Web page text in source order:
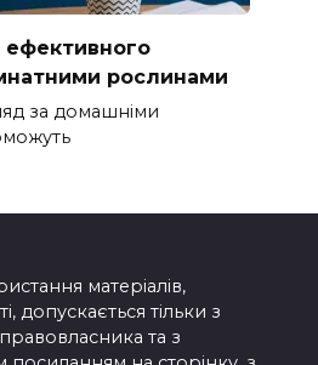
рослинами
за домашніми
матеріалів,
допускається тільки з
та з